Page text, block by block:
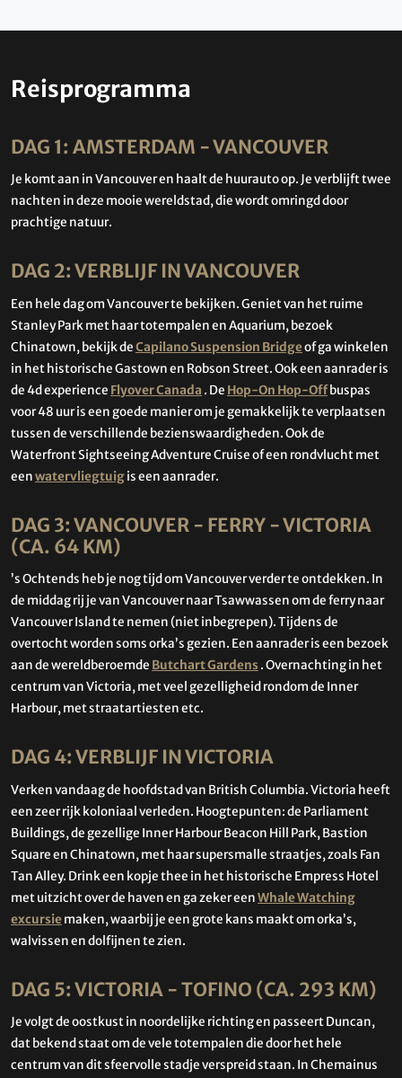
Reisprogramma
DAG 1: AMSTERDAM - VANCOUVER
Je komt aan in Vancouver en haalt de huurauto op. Je verblijft twee
nachten in deze mooie wereldstad, die wordt omringd door
prachtige natuur.
DAG 2: VERBLIJF IN VANCOUVER
Een hele dag om Vancouver te bekijken. Geniet van het ruime
Stanley Park met haar totempalen en Aquarium, bezoek
Chinatown, bekijk deCapilano Suspension Bridgeof ga winkelen
in het historische Gastown en Robson Street. Ook een aanrader is
de 4d experience Flyover Canada . De Hop-On Hop-Offbuspas
voor 48 uur is een goede manier om je gemakkelijk te verplaatsen
tussen de verschillende bezienswaardigheden. Ook de
Waterfront Sightseeing Adventure Cruise of een rondvlucht met
eenwatervliegtuigis een aanrader.
DAG 3: VANCOUVER - FERRY - VICTORIA
(CA. 64 KM)
’s Ochtends heb je nog tijd om Vancouver verder te ontdekken. In
de middag rij je van Vancouver naar Tsawwassen om de ferry naar
Vancouver Island te nemen (niet inbegrepen). Tijdens de
overtocht worden soms orka’s gezien. Een aanrader is een bezoek
aan de wereldberoemde Butchart Gardens. Overnachting in het
centrum van Victoria, met veel gezelligheid rondom de Inner
Harbour, met straatartiesten etc.
DAG 4: VERBLIJF IN VICTORIA
Verken vandaag de hoofdstad van British Columbia. Victoria heeft
een zeer rijk koloniaal verleden. Hoogtepunten: de Parliament
Buildings, de gezellige Inner Harbour Beacon Hill Park, Bastion
Square en Chinatown, met haar supersmalle straatjes, zoals Fan
Tan Alley. Drink een kopje thee in het historische Empress Hotel
met uitzicht over de haven en ga zeker eenWhale Watching
excursiemaken, waarbij je een grote kans maakt om orka’s,
walvissen en dolfijnen te zien.
DAG 5: VICTORIA - TOFINO (CA. 293 KM)
Je volgt de oostkust in noordelijke richting en passeert Duncan,
dat bekend staat om de vele totempalen die door het hele
centrum van dit sfeervolle stadje verspreid staan. In Chemainus